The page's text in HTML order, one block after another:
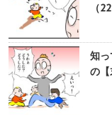
（
知
の【